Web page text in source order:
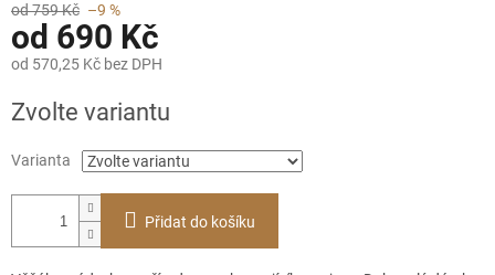
od 759 Kč –9 %
od 690 Kč
od 570,25 Kč bez DPH
cena:
Zvolte variantu
Varianta
Přidat do košíku